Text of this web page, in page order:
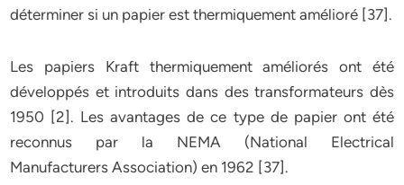
déterminer si un papier est thermiquement amélioré [37].
Les papiers Kraft thermiquement améliorés ont été
développés et introduits dans des transformateurs dès
1950 [2]. Les avantages de ce type de papier ont été
reconnus par la NEMA (National Electrical
Manufacturers Association) en 1962 [37].